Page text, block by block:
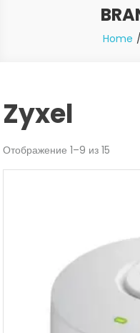
Home
Zyxel
Отображение 1–9 из 15